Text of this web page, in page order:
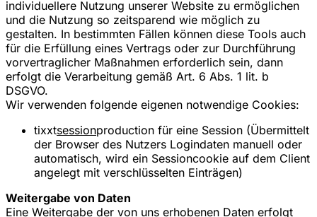
individuellere Nutzung unserer Website zu ermöglichen
und die Nutzung so zeitsparend wie möglich zu
gestalten. In bestimmten Fällen können diese Tools auch
für die Erfüllung eines Vertrags oder zur Durchführung
vorvertraglicher Maßnahmen erforderlich sein, dann
erfolgt die Verarbeitung gemäß Art. 6 Abs. 1 lit. b
DSGVO.
Wir verwenden folgende eigenen notwendige Cookies:
tixxtsessionproduction für eine Session (Übermittelt
der Browser des Nutzers Logindaten manuell oder
automatisch, wird ein Sessioncookie auf dem Client
angelegt mit verschlüsselten Einträgen)
Weitergabe von Daten
Eine Weitergabe der von uns erhobenen Daten erfolgt